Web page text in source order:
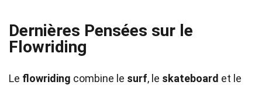
Dernières Pensées sur le
Flowriding
Le flowriding combine le surf, le skateboard et le